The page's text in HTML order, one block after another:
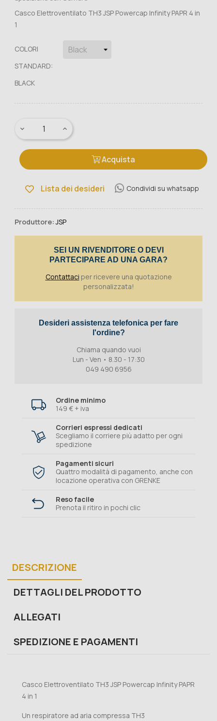
Casco Elettroventilato TH3 JSP Powercap Infinity PAPR 4 in
1
COLORI
STANDARD:
BLACK
Acquista
Lista dei desideri Condividi su whatsapp
Produttore: JSP
SEI UN RIVENDITORE O DEVI
PARTECIPARE AD UNA GARA?
Contattaci per ricevere una quotazione
personalizzata!
Desideri assistenza telefonica per fare
l'ordine?
Chiama quando vuoi
Lun - Ven • 8.30 - 17:30
049 490 6956
Ordine minimo
149 € + iva
Corrieri espressi dedicati
Scegliamo il corriere più adatto per ogni
spedizione
Pagamenti sicuri
Quattro modalità di pagamento, anche con
locazione operativa con GRENKE
Reso facile
Prenota il ritiro in pochi clic
DESCRIZIONE
DETTAGLI DEL PRODOTTO
ALLEGATI
SPEDIZIONE E PAGAMENTI
Casco Elettroventilato TH3 JSP Powercap Infinity PAPR
4 in 1
Un respiratore ad aria compressa TH3